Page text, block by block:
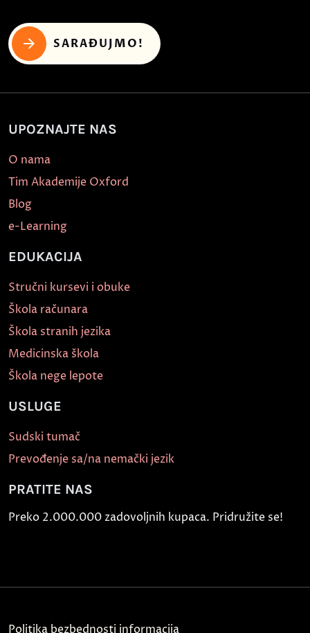
SARAĐUJMO!
UPOZNAJTE NAS
O nama
Tim Akademije Oxford
Blog
e-Learning
EDUKACIJA
Stručni kursevi i obuke
Škola računara
Škola stranih jezika
Medicinska škola
Škola nege lepote
USLUGE
Sudski tumač
Prevođenje sa/na nemački jezik
PRATITE NAS
Preko 2.000.000 zadovoljnih kupaca. Pridružite se!
Politika bezbednosti informacija